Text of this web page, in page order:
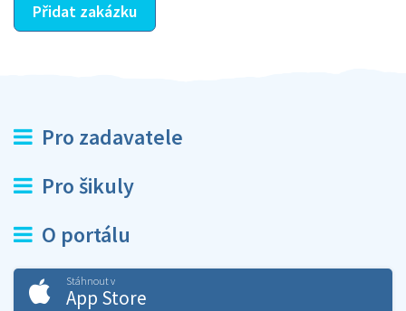
Přidat zakázku
Pro zadavatele
Pro šikuly
O portálu
Stáhnout v
App Store